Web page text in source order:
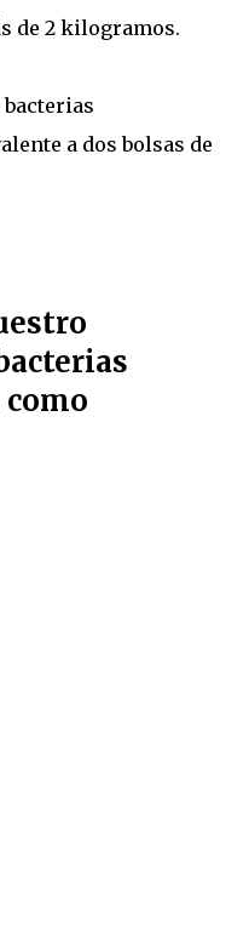
de 2 kilogramos.
bacterias
a dos bolsas de